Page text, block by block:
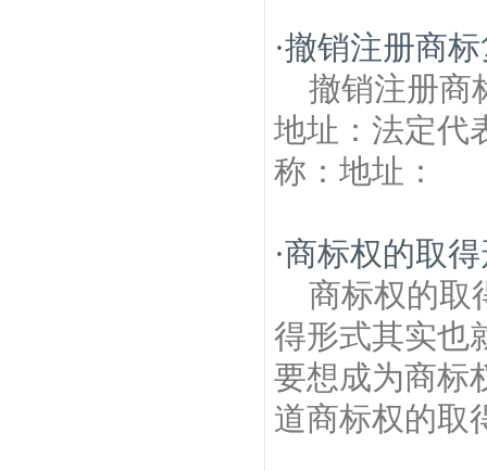
·撤销注册商
撤销注册商
地址：法定代
称：地址
·商标权的取
商标权的取
得形式其实也
要想成为商标
道商标权的取